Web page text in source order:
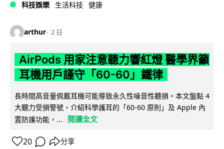
科技娛樂 生活科技 健康
arthur 2 日
AirPods 用家注意聽力響紅燈 醫學界籲
耳機用戶謹守「60-60」鐵律
長時間高音量佩戴耳機可能導致永久性噪音性聽損。本文盤點 4
大聽力受損警號，介紹科學護耳的「60-60 原則」及 Apple 內
置防護功能，...
閱讀全文
20 分享